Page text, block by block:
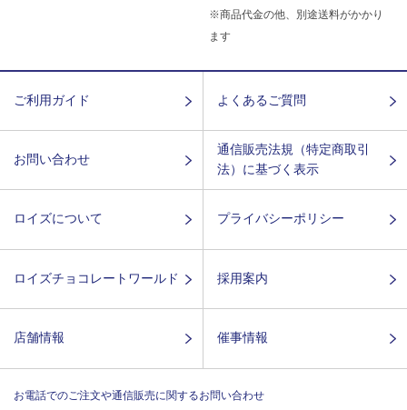
※商品代金の他、別途送料がかかり
ます
ご利用ガイド よくあるご質問
お問い合わせ
通信販売法規（特定商取引
法）に基づく表示
ロイズについて プライバシーポリシー
ロイズチョコレートワールド 採用案内
店舗情報 催事情報
お電話でのご注文や通信販売に関するお問い合わせ